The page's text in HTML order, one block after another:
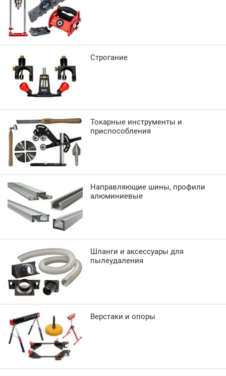
Строгание
Токарные инструменты и
приспособления
Направляющие шины, профили
алюминиевые
Шланги и аксессуары для
пылеудаления
Верстаки и опоры